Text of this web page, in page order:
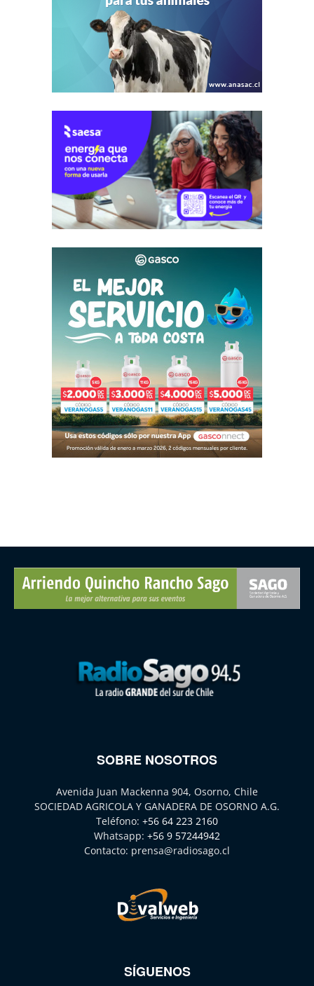
SOBRE NOSOTROS
Avenida Juan Mackenna 904, Osorno, Chile
SOCIEDAD AGRICOLA Y GANADERA DE OSORNO A.G.
Teléfono: +56 64 223 2160
Whatsapp: +56 9 57244942
Contacto: prensa@radiosago.cl
SÍGUENOS